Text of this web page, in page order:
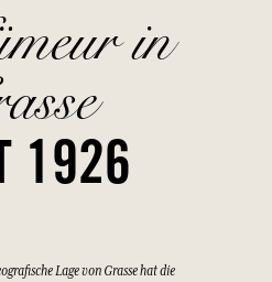
in
1926
Lage von Grasse hat die